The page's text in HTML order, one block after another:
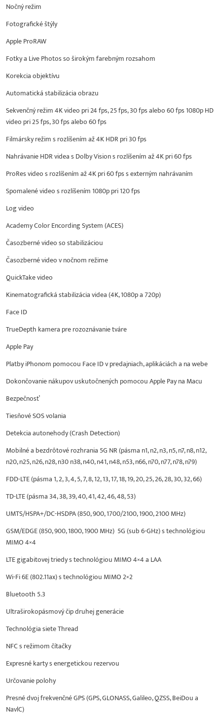
Nočný režim
Fotografické štýly
Apple ProRAW
Fotky a Live Photos so širokým farebným rozsahom
Korekcia objektívu
Automatická stabilizácia obrazu
Sekvenčný režim 4K video pri 24 fps, 25 fps, 30 fps alebo 60 fps 1080p HD
video pri 25 fps, 30 fps alebo 60 fps
Filmársky režim s rozlíšením až 4K HDR pri 30 fps
Nahrávanie HDR videa s Dolby Vision s rozlíšením až 4K pri 60 fps
ProRes video s rozlíšením až 4K pri 60 fps s externým nahrávaním
Spomalené video s rozlíšením 1080p pri 120 fps
Log video
Academy Color Encording System (ACES)
Časozberné video so stabilizáciou
Časozberné video v nočnom režime
QuickTake video
Kinematografická stabilizácia videa (4K, 1080p a 720p)
Face ID
TrueDepth kamera pre rozoznávanie tváre
Apple Pay
Platby iPhonom pomocou Face ID v predajniach, aplikáciách a na webe
Dokončovanie nákupov uskutočnených pomocou Apple Pay na Macu
Bezpečnosť
Tiesňové SOS volania
Detekcia autonehody (Crash Detection)
Mobilné a bezdrôtové rozhrania 5G NR (pásma n1, n2, n3, n5, n7, n8, n12,
n20, n25, n26, n28, n30 n38, n40, n41, n48, n53, n66, n70, n77, n78, n79)
FDD-LTE (pásma 1, 2, 3, 4, 5, 7, 8, 12, 13, 17, 18, 19, 20, 25, 26, 28, 30, 32, 66)
TD-LTE (pásma 34, 38, 39, 40, 41, 42, 46, 48, 53)
UMTS/HSPA+/DC-HSDPA (850, 900, 1700/2100, 1900, 2100 MHz)
GSM/EDGE (850, 900, 1800, 1900 MHz) 5G (sub 6-GHz) s technológiou
MIMO 4×4
LTE gigabitovej triedy s technológiou MIMO 4×4 a LAA
Wi-Fi 6E (802.11ax) s technológiou MIMO 2×2
Bluetooth 5.3
Ultraširokopásmový čip druhej generácie
Technológia siete Thread
NFC s režimom čítačky
Expresné karty s energetickou rezervou
Určovanie polohy
Presné dvoj frekvenčné GPS (GPS, GLONASS, Galileo, QZSS, BeiDou a
NavlC)